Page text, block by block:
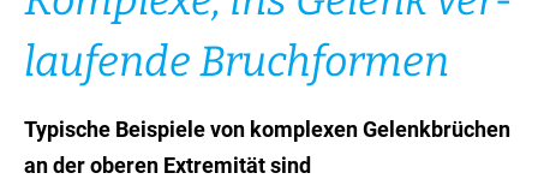
lau­fen­de Bruch­for­men
Typische Beispiele von komplexen Gelenkbrüchen
an der oberen Extremität sind